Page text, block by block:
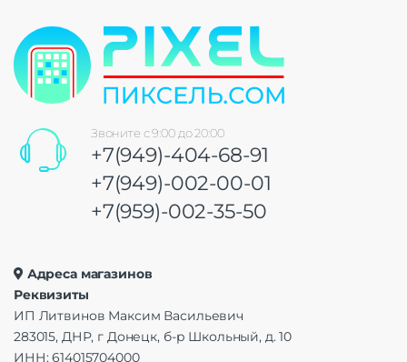
Звоните с 9:00 до 20:00
+7(949)-404-68-91
+7(949)-002-00-01
+7(959)-002-35-50
Адреса магазинов
Реквизиты
ИП Литвинов Максим Васильевич
283015, ДНР, г Донецк, б-р Школьный, д. 10
ИНН: 614015704000